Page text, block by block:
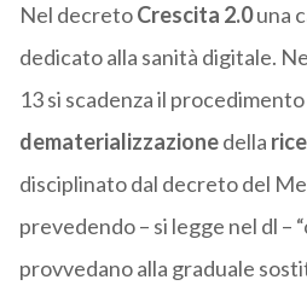
Nel decretoCrescita 2.0una
dedicato alla sanità digitale.
13 si scadenza il procedimento
dematerializzazionedella
disciplinato dal decreto del
prevedendo – si legge nel dl –
provvedano alla graduale